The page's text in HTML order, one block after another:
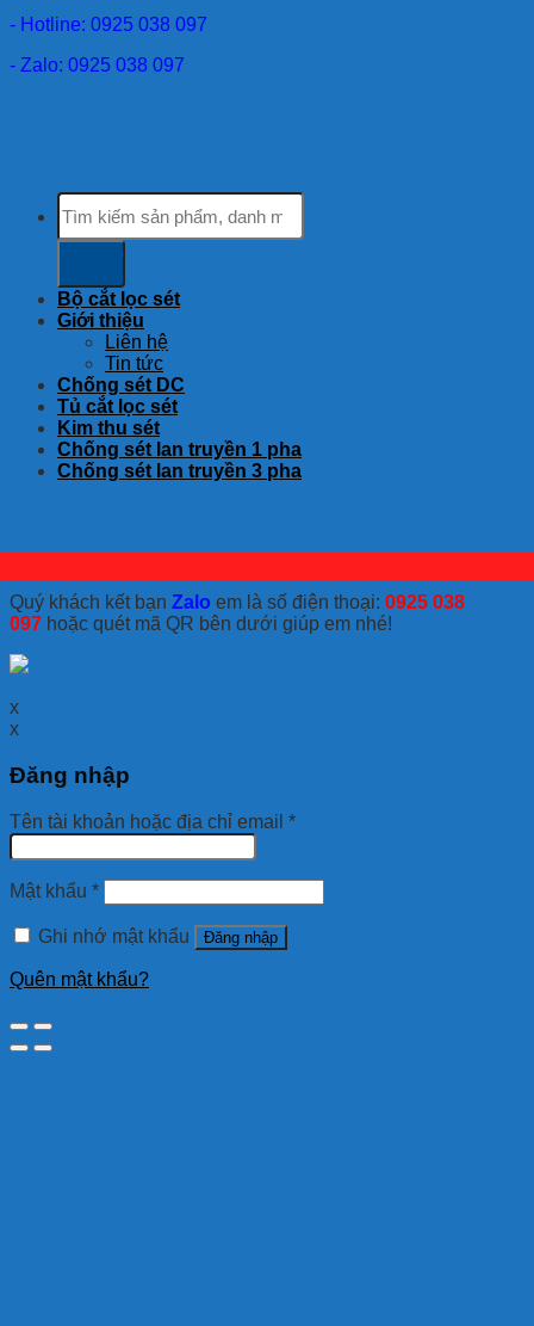
- Hotline: 0925 038 097
- Zalo: 0925 038 097
Tìm
kiếm:
Bộ cắt lọc sét
Giới thiệu
Liên hệ
Tin tức
Chống sét DC
Tủ cắt lọc sét
Kim thu sét
Chống sét lan truyền 1 pha
Chống sét lan truyền 3 pha
Quý khách kết bạn Zalo em là số điện thoại: 0925 038
097 hoặc quét mã QR bên dưới giúp em nhé!
x
x
Đăng nhập
Tên tài khoản hoặc địa chỉ email *
Mật khẩu *
Ghi nhớ mật khẩu Đăng nhập
Quên mật khẩu?